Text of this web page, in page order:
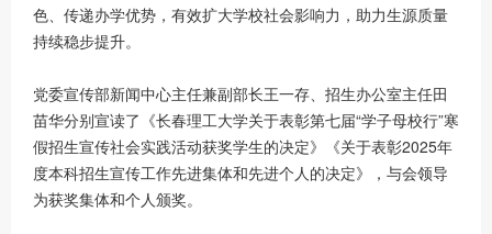
色、传递办学优势，有效扩大学校社会影响力，助力生源质量
持续稳步提升。
党委宣传部新闻中心主任兼副部长王一存、招生办公室主任田
苗华分别宣读了《长春理工大学关于表彰第七届“学子母校行”寒
假招生宣传社会实践活动获奖学生的决定》《关于表彰2025年
度本科招生宣传工作先进集体和先进个人的决定》，与会领导
为获奖集体和个人颁奖。